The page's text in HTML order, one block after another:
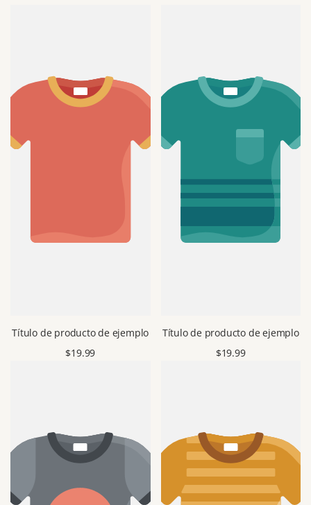
Título de producto de ejemplo
Precio
$19.99
Título de producto de ejemplo
Precio
$19.99